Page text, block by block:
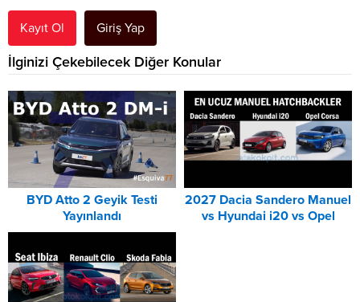
Kayıt Ol Giriş Yap
İlginizi Çekebilecek Diğer Konular
BYD Atto 2 Geyik Testi
Yayınlandı
2027 Dacia Sandero Manuel
vs Hyundai i20 vs Opel